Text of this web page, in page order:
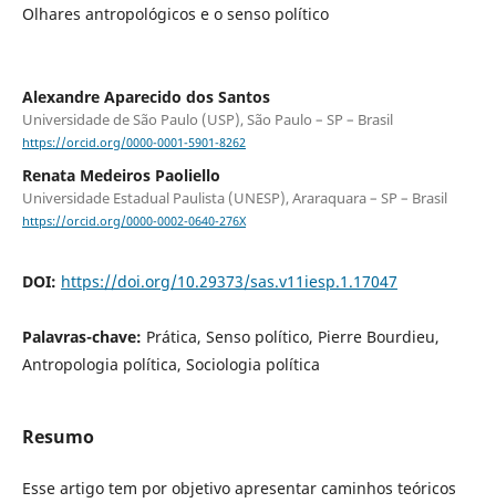
Olhares antropológicos e o senso político
Alexandre Aparecido dos Santos
Universidade de São Paulo (USP), São Paulo – SP – Brasil
https://orcid.org/0000-0001-5901-8262
Renata Medeiros Paoliello
Universidade Estadual Paulista (UNESP), Araraquara – SP – Brasil
https://orcid.org/0000-0002-0640-276X
DOI: https://doi.org/10.29373/sas.v11iesp.1.17047
Palavras-chave: Prática, Senso político, Pierre Bourdieu,
Antropologia política, Sociologia política
Resumo
Esse artigo tem por objetivo apresentar caminhos teóricos